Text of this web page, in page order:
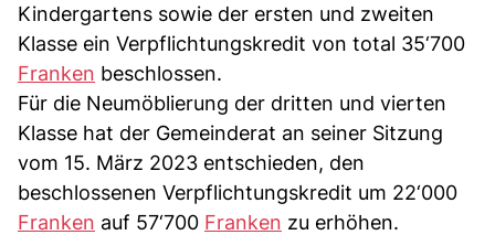
Kindergartens sowie der ersten und zweiten
Klasse ein Verpflichtungskredit von total 35‘700
Franken beschlossen.
Für die Neumöblierung der dritten und vierten
Klasse hat der Gemeinderat an seiner Sitzung
vom 15. März 2023 entschieden, den
beschlossenen Verpflichtungskredit um 22‘000
Franken auf 57‘700 Franken zu erhöhen.